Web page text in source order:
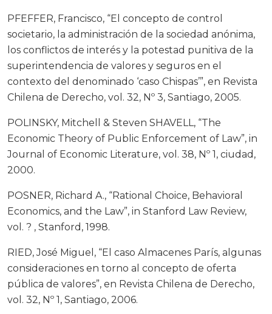
PFEFFER, Francisco, “El concepto de control
societario, la administración de la sociedad anónima,
los conflictos de interés y la potestad punitiva de la
superintendencia de valores y seguros en el
contexto del denominado ‘caso Chispas’”, en Revista
Chilena de Derecho, vol. 32, Nº 3, Santiago, 2005.
POLINSKY, Mitchell & Steven SHAVELL, “The
Economic Theory of Public Enforcement of Law”, in
Journal of Economic Literature, vol. 38, Nº 1, ciudad,
2000.
POSNER, Richard A., “Rational Choice, Behavioral
Economics, and the Law”, in Stanford Law Review,
vol. ? , Stanford, 1998.
RIED, José Miguel, “El caso Almacenes París, algunas
consideraciones en torno al concepto de oferta
pública de valores”, en Revista Chilena de Derecho,
vol. 32, Nº 1, Santiago, 2006.